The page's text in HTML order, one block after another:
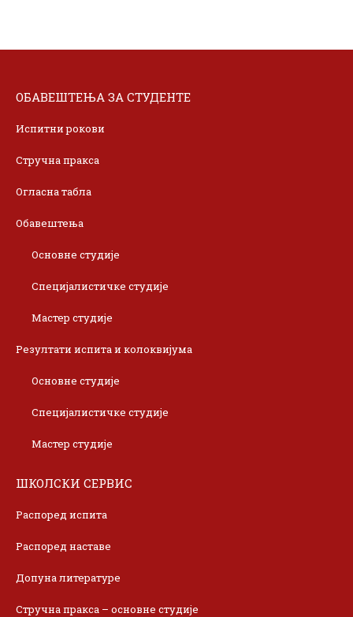
ОБАВЕШТЕЊА ЗА СТУДЕНТЕ
Испитни рокови
Стручна пракса
Огласна табла
Обавештења
Основне студије
Специјалистичке студије
Мастер студије
Резултати испита и колоквијума
Основне студије
Специјалистичке студије
Мастер студије
ШКОЛСКИ СЕРВИС
Распоред испита
Распоред наставе
Допуна литературе
Стручна пракса – основне студије